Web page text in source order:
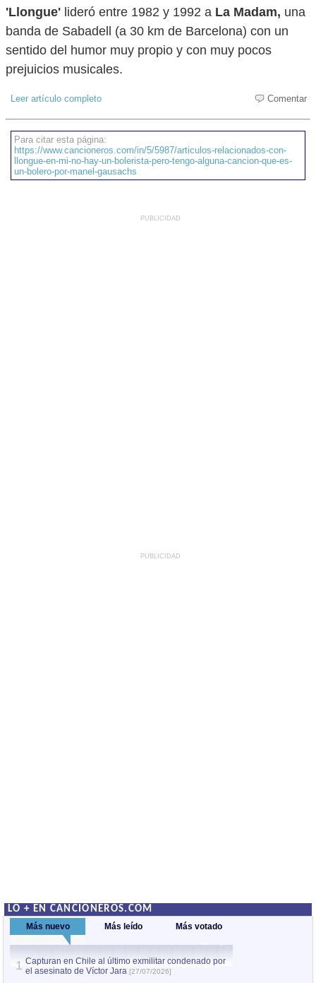
'Llongue' lideró entre 1982 y 1992 a La Madam, una
banda de Sabadell (a 30 km de Barcelona) con un
sentido del humor muy propio y con muy pocos
prejuicios musicales.
Leer artículo completo Comentar
Para citar esta página:
https://www.cancioneros.com/in/5/5987/articulos-relacionados-con-
llongue-en-mi-no-hay-un-bolerista-pero-tengo-alguna-cancion-que-es-
un-bolero-por-manel-gausachs
PUBLICIDAD
PUBLICIDAD
LO + EN CANCIONEROS.COM
Más nuevo Más leído Más votado
1 Capturan en Chile al último exmilitar condenado por
el asesinato de Víctor Jara [27/07/2026]